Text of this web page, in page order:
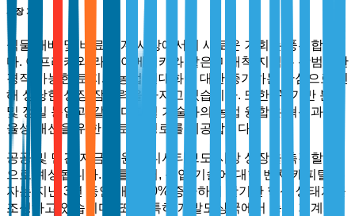
시장 기회
식물 재배 및 비료 기계 시장에서의 새로운 기회는 풍부합니
다. 아프리카와 라틴 아메리카와 같은 미개척 지역은 광범위한
경작 가능한 토지와 농업 현대화에 대한 증가하는 관심으로 인
해 상당한 성장 잠재력을 가지고 있습니다. 또한, AI 기반 분석
및 정밀 농업과 같은 디지털 기술과의 농업 융합은 혁신과 효
율성 개선을 위한 새로운 경로를 제공합니다.
공공 및 민간 자금 지원 이니셔티브도 시장 성장을 촉진할 것
으로 예상됩니다. 예를 들어, 농업 기술에 대한 벤처 캐피탈 투
자는 지난 3년 동안 매년 40% 증가하여 활기찬 혁신 생태계를
조성하고 있습니다. 또한, 특히 개발도상국에서 농업 기계화